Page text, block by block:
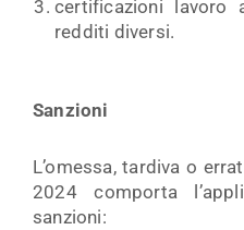
certificazioni lavoro
redditi diversi.
Sanzioni
L’omessa, tardiva o
2024 comporta
sanzioni: